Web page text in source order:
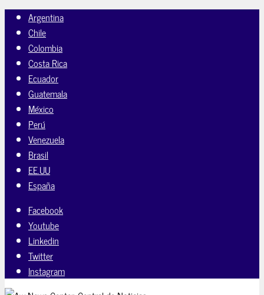
Argentina
Chile
Colombia
Costa Rica
Ecuador
Guatemala
México
Perú
Venezuela
Brasil
EE.UU
España
Facebook
Youtube
Linkedin
Twitter
Instagram